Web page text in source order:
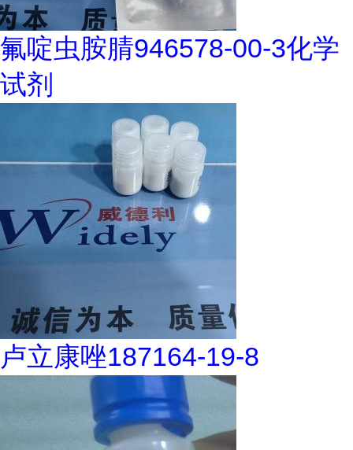
氟啶虫胺腈946578-00-3化学
试剂
卢立康唑187164-19-8